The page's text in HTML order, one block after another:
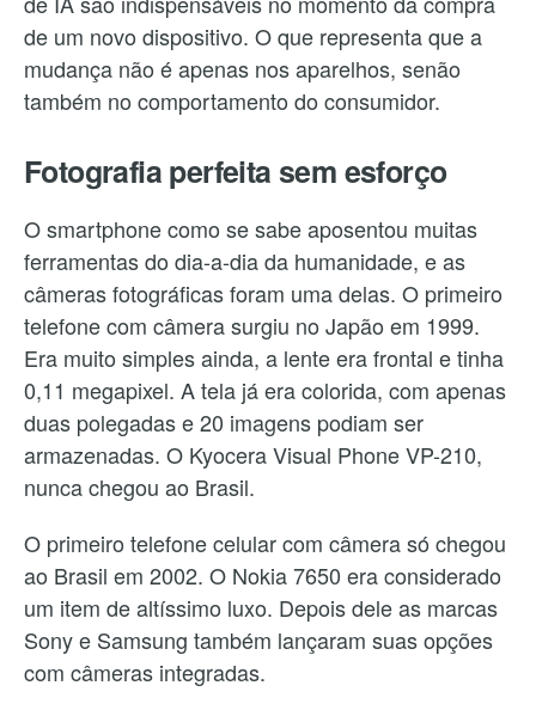
de um novo dispositivo. O que representa que a
mudança não é apenas nos aparelhos, senão
também no comportamento do consumidor.
Fotografia perfeita sem esforço
O smartphone como se sabe aposentou muitas
ferramentas do dia-a-dia da humanidade, e as
câmeras fotográficas foram uma delas. O primeiro
telefone com câmera surgiu no Japão em 1999.
Era muito simples ainda, a lente era frontal e tinha
0,11 megapixel. A tela já era colorida, com apenas
duas polegadas e 20 imagens podiam ser
armazenadas. O Kyocera Visual Phone VP-210,
nunca chegou ao Brasil.
O primeiro telefone celular com câmera só chegou
ao Brasil em 2002. O Nokia 7650 era considerado
um item de altíssimo luxo. Depois dele as marcas
Sony e Samsung também lançaram suas opções
com câmeras integradas.